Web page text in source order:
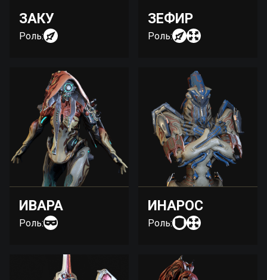
ЗАКУ
Роль:
ЗЕФИР
Роль:
ИВАРА
Роль:
ИНАРОС
Роль: